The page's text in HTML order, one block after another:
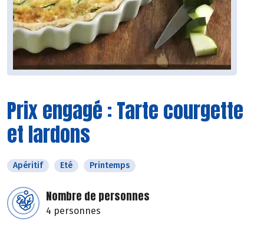
Prix engagé : Tarte courgette
et lardons
Apéritif Eté Printemps
Nombre de personnes
4 personnes